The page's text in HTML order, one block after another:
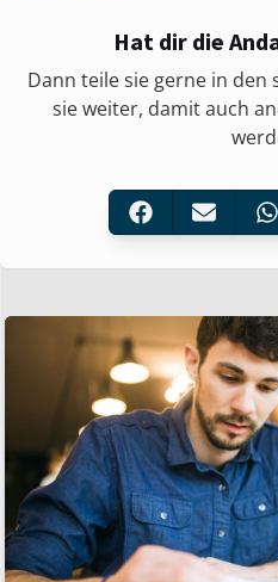
Hat dir die
Dann teile sie gerne in
sie weiter, damit auch